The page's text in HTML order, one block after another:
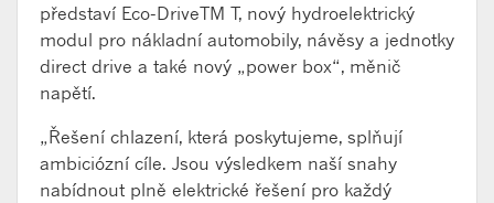
představí Eco-DriveTM T, nový hydroelektrický
modul pro nákladní automobily, návěsy a jednotky
direct drive a také nový „power box“, měnič
napětí.
„Řešení chlazení, která poskytujeme, splňují
ambiciózní cíle. Jsou výsledkem naší snahy
nabídnout plně elektrické řešení pro každý